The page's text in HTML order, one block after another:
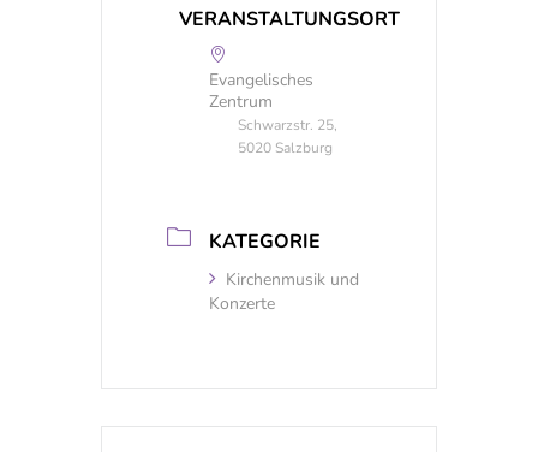
VERANSTALTUNGSORT
Evangelisches
Zentrum
Schwarzstr. 25,
5020 Salzburg
KATEGORIE
Kirchenmusik und
Konzerte